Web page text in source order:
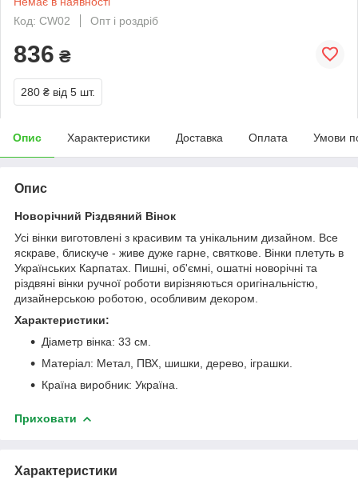
Код: CW02
Опт і роздріб
836 ₴
280 ₴ від 5 шт.
Опис Характеристики Доставка Оплата Умови
Опис
Новорічний Різдвяний Вінок
Усі вінки виготовлені з красивим та унікальним дизайном. Все
яскраве, блискуче - живе дуже гарне, святкове. Вінки плетуть в
Українських Карпатах. Пишні, об'ємні, ошатні новорічні та
різдвяні вінки ручної роботи вирізняються оригінальністю,
дизайнерською роботою, особливим декором.
Характеристики:
Діаметр вінка: 33 см.
Матеріал: Метал, ПВХ, шишки, дерево, іграшки.
Країна виробник: Україна.
Приховати
Характеристики